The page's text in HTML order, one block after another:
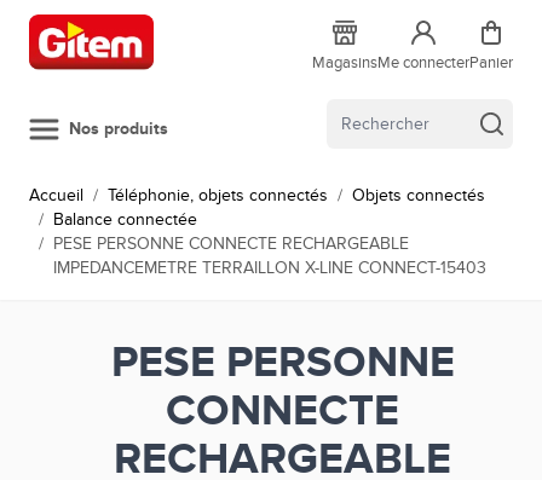
Allez au contenu
MagasinsMe connecterPanier
Nos produits
Accueil / Téléphonie, objets connectés / Objets connectés
/ Balance connectée
/ PESE PERSONNE CONNECTE RECHARGEABLE
IMPEDANCEMETRE TERRAILLON X-LINE CONNECT-15403
PESE PERSONNE
CONNECTE
RECHARGEABLE